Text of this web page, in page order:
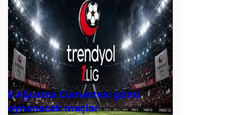
8 Ağustos Cumartesi günü
oynanacak maçlar